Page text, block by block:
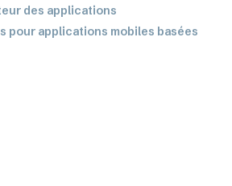
des applications
pour applications mobiles basées